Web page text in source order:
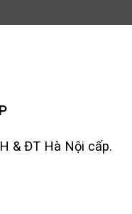
& ĐT Hà Nội cấp.